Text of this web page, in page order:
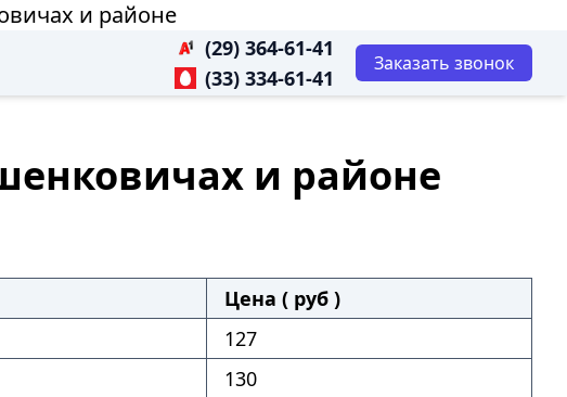
и районе
(29) 364-61-41
(33) 334-61-41
Заказать звонок
и районе
Цена ( руб )
127
130